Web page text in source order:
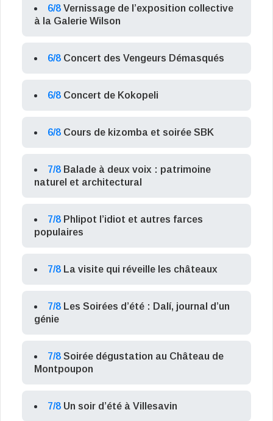
6/8 Vernissage de l’exposition collective
à la Galerie Wilson
6/8 Concert des Vengeurs Démasqués
6/8 Concert de Kokopeli
6/8 Cours de kizomba et soirée SBK
7/8 Balade à deux voix : patrimoine
naturel et architectural
7/8 Phlipot l’idiot et autres farces
populaires
7/8 La visite qui réveille les châteaux
7/8 Les Soirées d’été : Dalí, journal d’un
génie
7/8 Soirée dégustation au Château de
Montpoupon
7/8 Un soir d’été à Villesavin